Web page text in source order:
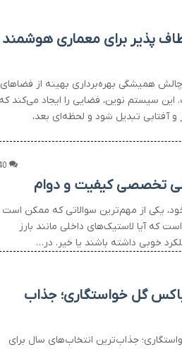
پذیر برای معماری هوشمند
همیشگی بهره‌برداری بهینه از فضاهای
این سیستم نوین، فضایی را ایجاد می‌کند
آفتابی تبدیل شود و لحظه‌ای بعد،
تخصصی کیفیت و دوام
یکی از مهم‌ترین سوالاتی که ممکن است
که آیا لاستیک‌های داخلی مانند بارز
خوبی داشته باشند یا خیر. در…
گل خواستگاری؛ جذاب
جذاب‌ترین انتخاب‌های سال برای